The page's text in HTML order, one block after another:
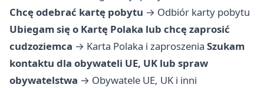
Chcę odebrać kartę pobytu → Odbiór karty pobytu
Ubiegam się o Kartę Polaka lub chcę zaprosić
cudzoziemca → Karta Polaka i zaproszenia Szukam
kontaktu dla obywateli UE, UK lub spraw
obywatelstwa → Obywatele UE, UK i inni